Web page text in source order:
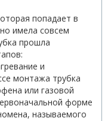
попадает в
имела совсем
прошла
и
монтажа трубка
или газовой
форме
называемого